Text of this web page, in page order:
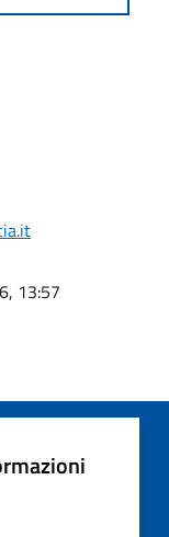
13:57